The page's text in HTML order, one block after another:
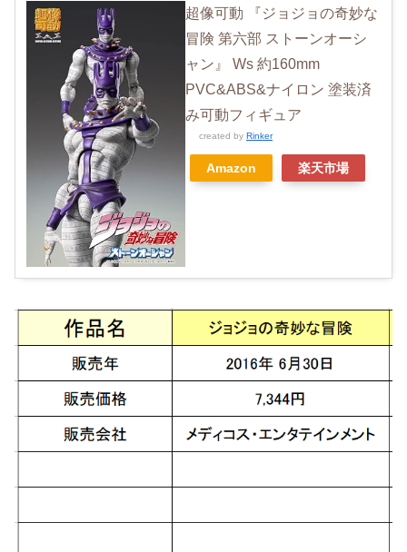
超像可動 『ジョジョの奇妙な
冒険 第六部 ストーンオーシ
ャン』 Ws 約160mm
PVC&ABS&ナイロン 塗装済
み可動フィギュア
created by Rinker
Amazon 楽天市場